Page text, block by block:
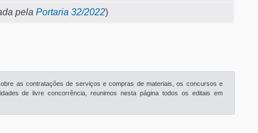
pela Portaria 32/2022)
as contratações de serviços e compras de materiais, os concursos e
de livre concorrência, reunimos nesta página todos os editais em